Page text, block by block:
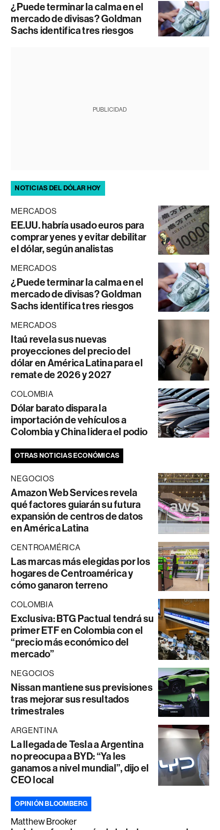
¿Puede terminar la calma en el
mercado de divisas? Goldman
Sachs identifica tres riesgos
PUBLICIDAD
NOTICIAS DEL DÓLAR HOY
MERCADOS
EE.UU. habría usado euros para
comprar yenes y evitar debilitar
el dólar, según analistas
MERCADOS
¿Puede terminar la calma en el
mercado de divisas? Goldman
Sachs identifica tres riesgos
MERCADOS
Itaú revela sus nuevas
proyecciones del precio del
dólar en América Latina para el
remate de 2026 y 2027
COLOMBIA
Dólar barato dispara la
importación de vehículos a
Colombia y China lidera el podio
OTRAS NOTICIAS ECONÓMICAS
NEGOCIOS
Amazon Web Services revela
qué factores guiarán su futura
expansión de centros de datos
en América Latina
CENTROAMÉRICA
Las marcas más elegidas por los
hogares de Centroamérica y
cómo ganaron terreno
COLOMBIA
Exclusiva: BTG Pactual tendrá su
primer ETF en Colombia con el
“precio más económico del
mercado”
NEGOCIOS
Nissan mantiene sus previsiones
tras mejorar sus resultados
trimestrales
ARGENTINA
La llegada de Tesla a Argentina
no preocupa a BYD: “Ya les
ganamos a nivel mundial”, dijo el
CEO local
OPINIÓN BLOOMBERG
Matthew Brooker